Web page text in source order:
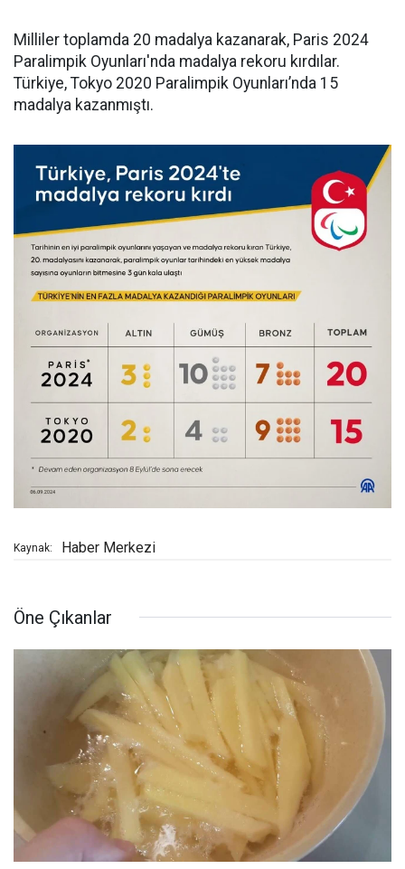
Milliler toplamda 20 madalya kazanarak, Paris 2024
Paralimpik Oyunları'nda madalya rekoru kırdılar.
Türkiye, Tokyo 2020 Paralimpik Oyunları’nda 15
madalya kazanmıştı.
Kaynak: Haber Merkezi
Öne Çıkanlar